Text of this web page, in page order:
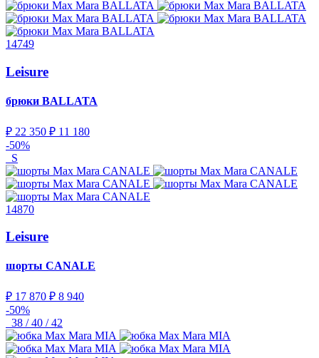
14749
Leisure
брюки BALLATA
₽ 22 350 ₽ 11 180
-50%
S
14870
Leisure
шорты CANALE
₽ 17 870 ₽ 8 940
-50%
38 / 40 / 42